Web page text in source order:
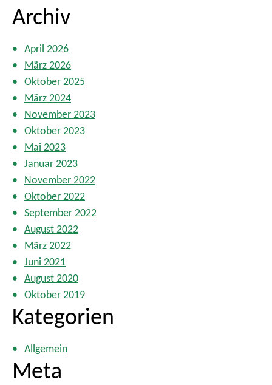
e
r
e
i
t
r
ä
g
e
Archiv
April 2026
März 2026
Oktober 2025
März 2024
November 2023
Oktober 2023
Mai 2023
Januar 2023
November 2022
Oktober 2022
September 2022
August 2022
März 2022
Juni 2021
August 2020
Oktober 2019
Kategorien
Allgemein
Meta